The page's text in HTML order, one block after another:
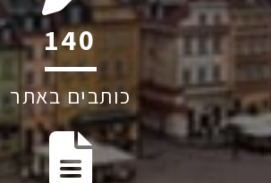
201
כותבים באתר